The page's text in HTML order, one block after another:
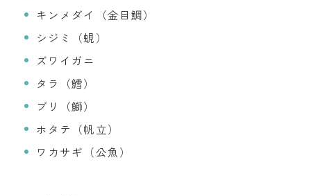
キンメダイ（金目鯛）
シジミ（蜆）
ズワイガニ
タラ（鱈）
ブリ（鰤）
ホタテ（帆立）
ワカサギ（公魚）